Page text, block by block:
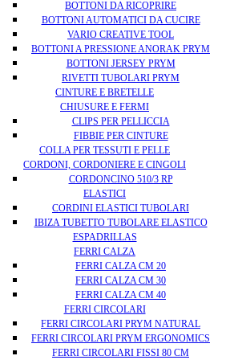
BOTTONI DA RICOPRIRE
BOTTONI AUTOMATICI DA CUCIRE
VARIO CREATIVE TOOL
BOTTONI A PRESSIONE ANORAK PRYM
BOTTONI JERSEY PRYM
RIVETTI TUBOLARI PRYM
CINTURE E BRETELLE
CHIUSURE E FERMI
CLIPS PER PELLICCIA
FIBBIE PER CINTURE
COLLA PER TESSUTI E PELLE
CORDONI, CORDONIERE E CINGOLI
CORDONCINO 510/3 RP
ELASTICI
CORDINI ELASTICI TUBOLARI
IBIZA TUBETTO TUBOLARE ELASTICO
ESPADRILLAS
FERRI CALZA
FERRI CALZA CM 20
FERRI CALZA CM 30
FERRI CALZA CM 40
FERRI CIRCOLARI
FERRI CIRCOLARI PRYM NATURAL
FERRI CIRCOLARI PRYM ERGONOMICS
FERRI CIRCOLARI FISSI 80 CM